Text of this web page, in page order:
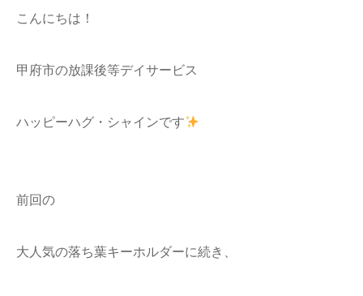
こんにちは！
甲府市の放課後等デイサービス
ハッピーハグ・シャインです
前回の
大人気の落ち葉キーホルダーに続き、
求人情報